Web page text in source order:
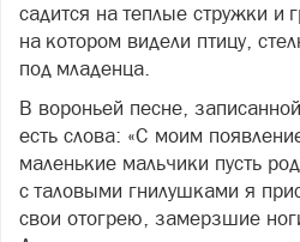
садится на теплые стружки и
на котором видели птицу,
под младенца.
В вороньей песне,
есть слова: «С моим
маленькие мальчики пусть
с таловыми гнилушками я
свои отогрею, замерзшие